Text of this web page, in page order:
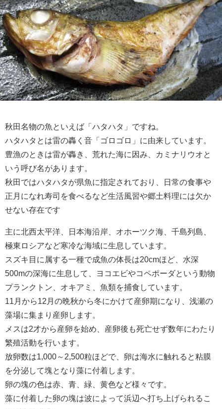
秋田名物の魚といえば「ハタハタ」ですね。
ハタハタとは雷の轟く音「ゴロゴロ」に由来しています。
豊漁のときは雷が轟き、荒れた海に因み、カミナリウオと
いう呼び名があります。
秋田ではハタハタが県魚に指定されており、日常の食事や
正月になれ寿司を食べるなど生活風習や郷土料理には欠か
せない存在です
主に北西太平洋、日本海沿岸、オホーツク海、千島列島、
極東ロシアなど寒冷な海域に生息しています。
スズキ目に属する一種で成魚の体長は20cmほど、水深
500mの深海に生息して、ヨコエビやコペポーダという動物
プランクトン、オキアミ、魚類を捕食しています。
11月から12月の晩秋から冬にかけて産卵期になり、浅瀬の
藻場に集まり産卵します。
メスは2才から産卵を始め、産卵後も死亡せず数年にわたり
繁殖活動を行います。
放卵数は1,000～2,500粒ほどで、卵は海水に触れると粘膜
を分泌して塊となり藻に付着します。
卵の塊の色は赤、青、緑、黄色など様々です。
藻に付着した卵の塊は波によって浜辺へ打ち上げられるこ